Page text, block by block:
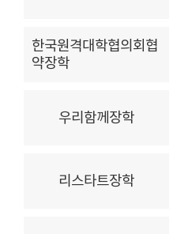
한국원격대학협의회협
약장학
우리함께장학
리스타트장학